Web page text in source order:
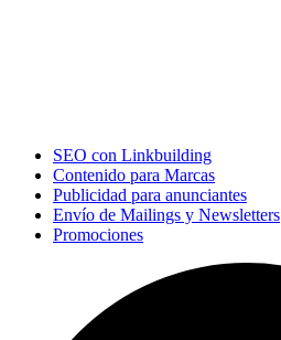
SEO con Linkbuilding
Contenido para Marcas
Publicidad para anunciantes
Envío de Mailings y Newsletters
Promociones